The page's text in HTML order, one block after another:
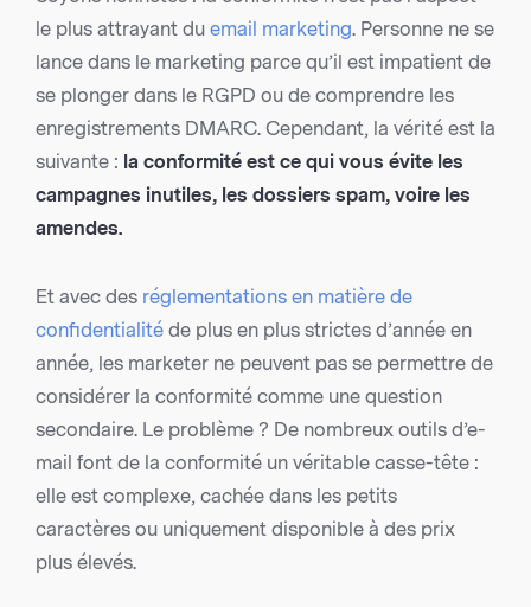
le plus attrayant du email marketing. Personne ne se
lance dans le marketing parce qu’il est impatient de
se plonger dans le RGPD ou de comprendre les
enregistrements DMARC. Cependant, la vérité est la
suivante : la conformité est ce qui vous évite les
campagnes inutiles, les dossiers spam, voire les
amendes.
Et avec des réglementations en matière de
confidentialité de plus en plus strictes d’année en
année, les marketer ne peuvent pas se permettre de
considérer la conformité comme une question
secondaire. Le problème ? De nombreux outils d’e-
mail font de la conformité un véritable casse-tête :
elle est complexe, cachée dans les petits
caractères ou uniquement disponible à des prix
plus élevés.